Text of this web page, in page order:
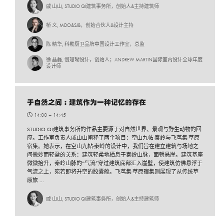
戚 山山, STUDIO QI建筑事务所，创始人&主持建筑师
桥 义, MDO&SJB，创始合伙人&设计主持
陈 精华, 科勒厨卫品牌中国设计工作室，总监
徐 晶磊, 慢珊瑚设计，创始人；ANDREW MARTIN国际室内设计全球年度
设计师
于自然之间 : 建筑作为一种记忆的存在
14:00 – 14:45
STUDIO QI建筑事务所的作品主要源于对自然世界、景观与野生动物的回
应。工作室负责人戚山山阐释了两个项目：空山九帖·秦岭与飞茑集·草原
宿集。她表示，在空山九帖·秦岭的设计中，我们旨在建立建筑与场地之
间微妙而轻盈的关系：建筑轻柔地栖息于秦岭山脉，面朝悬崖。建筑基座
微微抬升，秦岭山脉的“气流”穿过建筑底部汇入崖壁，使建筑仿佛悬浮于
气流之上，宛若即将升空的胶囊舱。飞茑集·草原宿集则展现了从传统草
原旅 ...
戚 山山, STUDIO QI建筑事务所，创始人&主持建筑师